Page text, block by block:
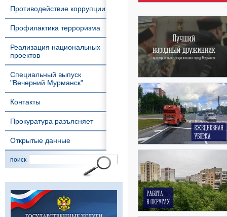
Противодействие коррупции
Профилактика терроризма
Реализация национальных
проектов
Специальный выпуск
"Вечерний Мурманск"
Контакты
Прокуратура разъясняет
Открытые данные
поиск